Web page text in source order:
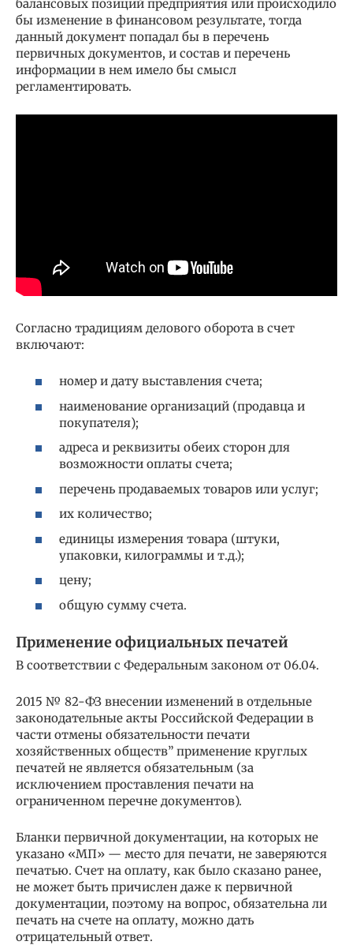
балансовых позиций предприятия или происходило
бы изменение в финансовом результате, тогда
данный документ попадал бы в перечень
первичных документов, и состав и перечень
информации в нем имело бы смысл
регламентировать.
Согласно традициям делового оборота в счет
включают:
номер и дату выставления счета;
наименование организаций (продавца и
покупателя);
адреса и реквизиты обеих сторон для
возможности оплаты счета;
перечень продаваемых товаров или услуг;
их количество;
единицы измерения товара (штуки,
упаковки, килограммы и т.д.);
цену;
общую сумму счета.
Применение официальных печатей
В соответствии с Федеральным законом от 06.04.
2015 № 82-ФЗ внесении изменений в отдельные
законодательные акты Российской Федерации в
части отмены обязательности печати
хозяйственных обществ” применение круглых
печатей не является обязательным (за
исключением проставления печати на
ограниченном перечне документов).
Бланки первичной документации, на которых не
указано «МП» — место для печати, не заверяются
печатью. Счет на оплату, как было сказано ранее,
не может быть причислен даже к первичной
документации, поэтому на вопрос, обязательна ли
печать на счете на оплату, можно дать
отрицательный ответ.